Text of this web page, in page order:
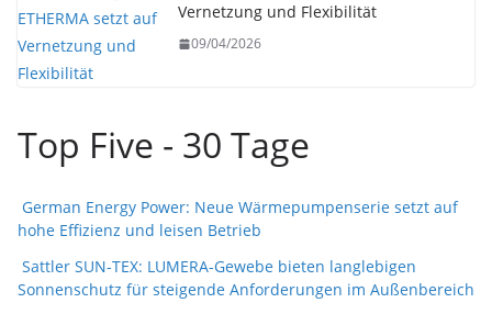
Vernetzung und Flexibilität
09/04/2026
Top Five - 30 Tage
German Energy Power: Neue Wärmepumpenserie setzt auf
hohe Effizienz und leisen Betrieb
Sattler SUN-TEX: LUMERA-Gewebe bieten langlebigen
Sonnenschutz für steigende Anforderungen im Außenbereich